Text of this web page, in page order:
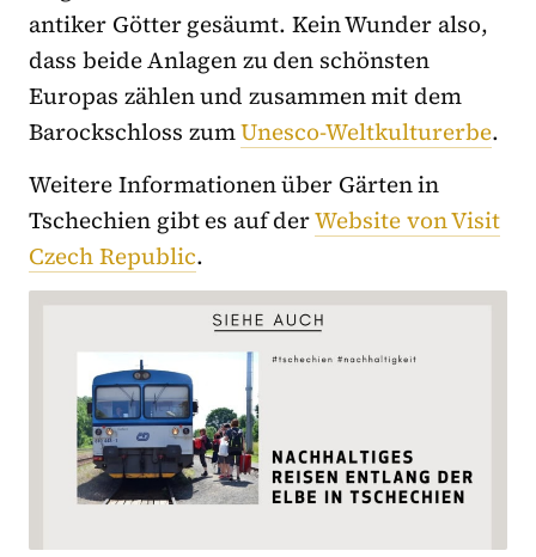
antiker Götter gesäumt. Kein Wunder also,
dass beide Anlagen zu den schönsten
Europas zählen und zusammen mit dem
Barockschloss zumUnesco-Weltkulturerbe.
Weitere Informationen über Gärten in
Tschechien gibt es auf derWebsite von Visit
Czech Republic.